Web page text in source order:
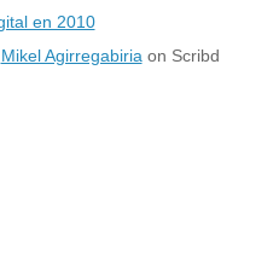
en 2010
Mikel Agirregabiria on Scribd